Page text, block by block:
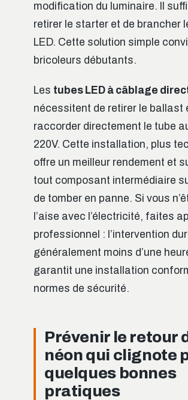
modification du luminaire. Il
retirer le starter et de brancher
LED. Cette solution simple
bricoleurs débutants.
Les tubes LED à câblage
nécessitent de retirer le ballast
raccorder directement le tube
220V. Cette installation, plus
offre un meilleur rendement et
tout composant intermédiaire
de tomber en panne. Si vous
l’aise avec l’électricité, faites
professionnel : l’intervention
généralement moins d’une
garantit une installation
normes de sécurité.
Prévenir le retour
néon qui clignote
quelques bonnes
pratiques